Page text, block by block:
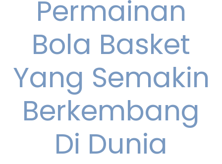
Permainan
Bola Basket
Yang Semakin
Berkembang
Di Dunia